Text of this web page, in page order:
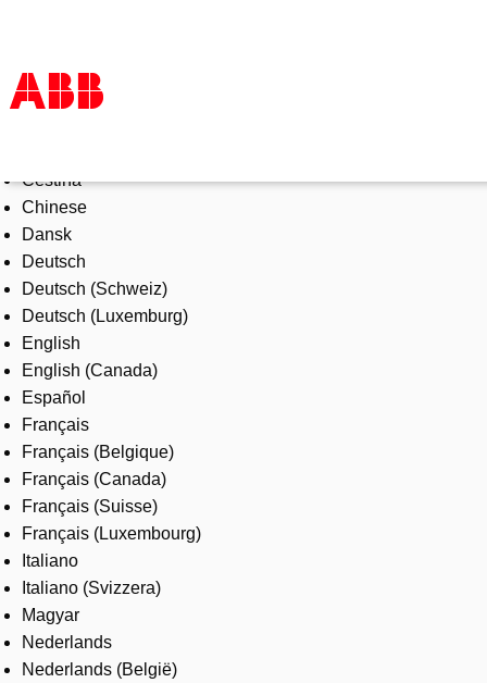
Products & Solutions
Industries
Services
About us
Where to buy
Contact us
Careers
Čeština
Chinese
Dansk
Deutsch
Deutsch (Schweiz)
Deutsch (Luxemburg)
English
English (Canada)
Español
Français
Français (Belgique)
Français (Canada)
Français (Suisse)
Français (Luxembourg)
Italiano
Italiano (Svizzera)
Magyar
Nederlands
Nederlands (België)